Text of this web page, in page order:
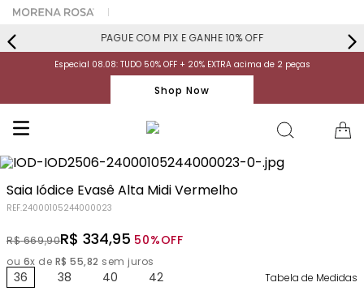
PAGUE COM PIX E GANHE 10% OFF
Especial 08.08: TUDO 50% OFF + 20% EXTRA acima de 2 peças
Shop Now
Saia Iódice Evasê Alta Midi Vermelho
REF.24000105244000023
R$ 669,90R$ 334,95 50%OFF
ou 6x de R$ 55,82 sem juros
36 38 40 42 Tabela de Medidas